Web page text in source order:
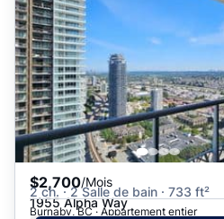
$2,700/Mois
2 ch. · 2 Salle de bain · 733 ft²
1955 Alpha Way
Burnaby, BC · Appartement entier